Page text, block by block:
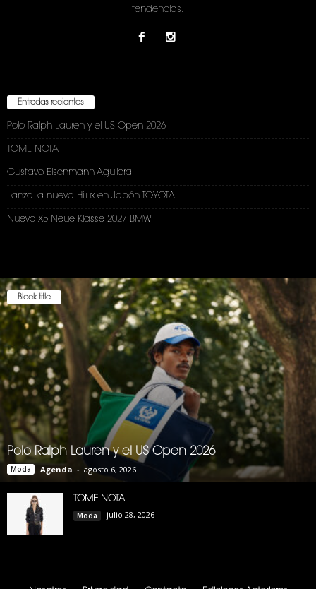
tendencias.
Entradas recientes
Polo Ralph Lauren y el US Open 2026
TOME NOTA
Gustavo Eisenmann Aguilera
Lanza la nueva Hilux en Japón TOYOTA
Nuevo X5 Neue Klasse 2027 BMW
Block title
Polo Ralph Lauren y el US Open 2026
Moda Agenda - agosto 6, 2026
TOME NOTA
Moda julio 28, 2026